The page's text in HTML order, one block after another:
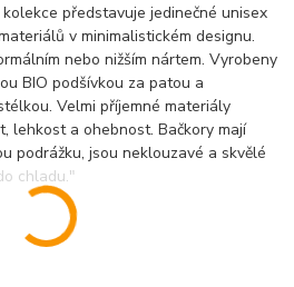
představuje jedinečné unisex
v minimalistickém designu.
nebo nižším nártem. Vyrobeny
BIO podšívkou za patou a
Velmi příjemné materiály
lehkost a ohebnost. Bačkory mají
podrážku, jsou neklouzavé a skvělé
chladu."